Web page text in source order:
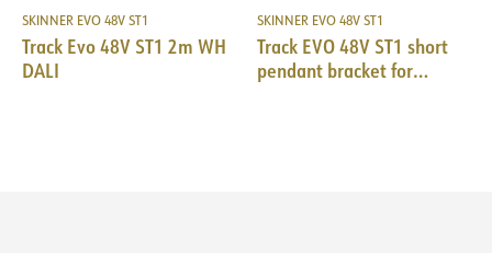
SKINNER EVO 48V ST1
Track Evo 48V ST1 2m WH
DALI
SKINNER EVO 48V ST1
Track EVO 48V ST1 short
pendant bracket for